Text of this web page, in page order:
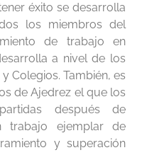
éxito se desarrolla
los miembros del
de trabajo en
a nivel de los
Colegios. También, es
de Ajedrez el que los
después de
trabajo ejemplar de
y superación